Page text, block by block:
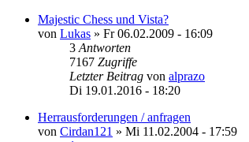
Majestic Chess und Vista?
von Lukas » Fr 06.02.2009 - 16:09
3 Antworten
7167 Zugriffe
Letzter Beitrag von alprazo
Di 19.01.2016 - 18:20
Herrausforderungen / anfragen
von Cirdan121 » Mi 11.02.2004 - 17:59